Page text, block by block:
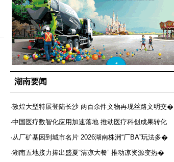
湖南要闻
·敦煌大型特展登陆长沙 两百余件文物再现丝路文明交�
·中国医疗数智化应用加速落地 推动医疗科创成果转化
·从厂矿基因到城市名片 2026湖南株洲“厂BA”玩法多�
·湖南五地接力捧出盛夏“清凉大餐” 推动凉资源变热�